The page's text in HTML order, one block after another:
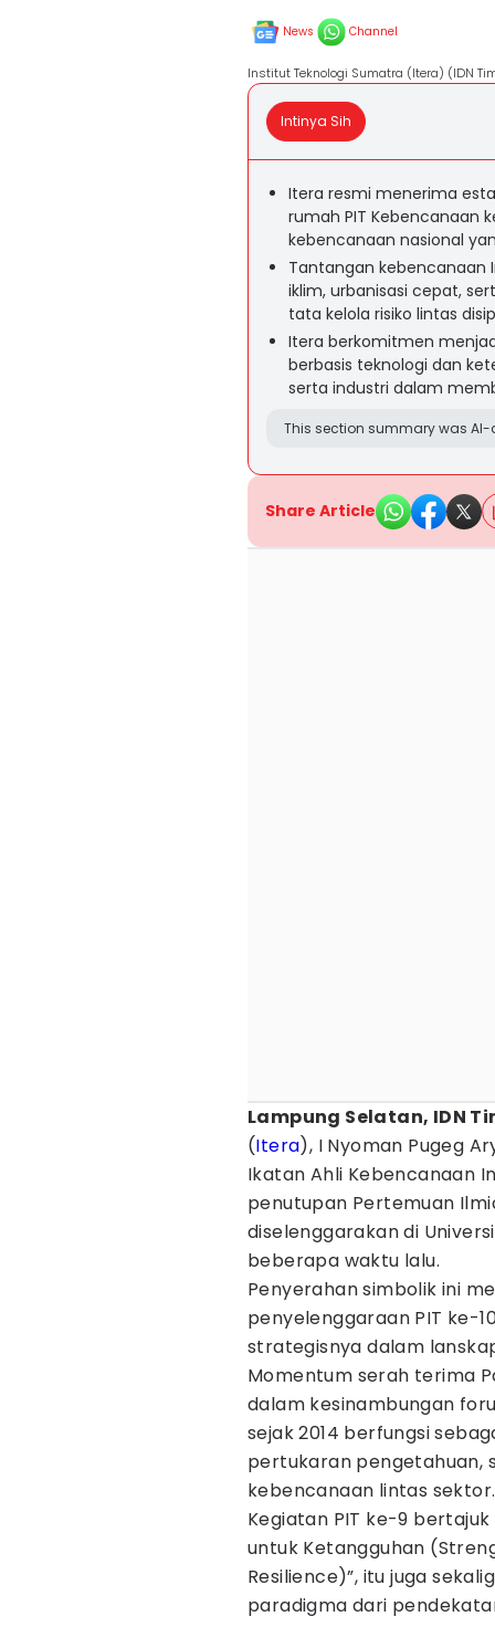
News Channel
Institut Teknologi Sumatra (Itera) (IDN
Intinya Sih
Itera resmi menerima
rumah PIT Kebencanaan
kebencanaan nasional
Tantangan kebencanaan
iklim, urbanisasi cepat,
tata kelola risiko lintas
Itera berkomitmen
berbasis teknologi dan
serta industri dalam
This section summary was
Share Article
Lampung Selatan, IDN
(Itera), I Nyoman Pugeg
Ikatan Ahli Kebencanaan
penutupan Pertemuan
diselenggarakan di
beberapa waktu lalu.
Penyerahan simbolik ini
penyelenggaraan PIT ke-
strategisnya dalam
Momentum serah terima
dalam kesinambungan
sejak 2014 berfungsi
pertukaran
kebencanaan lintas sektor.
Kegiatan PIT ke-9 bertajuk
untuk Ketangguhan
Resilience)”, itu juga
paradigma dari